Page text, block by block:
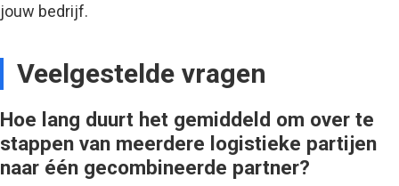
jouw bedrijf.
Veelgestelde vragen
Hoe lang duurt het gemiddeld om over te
stappen van meerdere logistieke partijen
naar één gecombineerde partner?